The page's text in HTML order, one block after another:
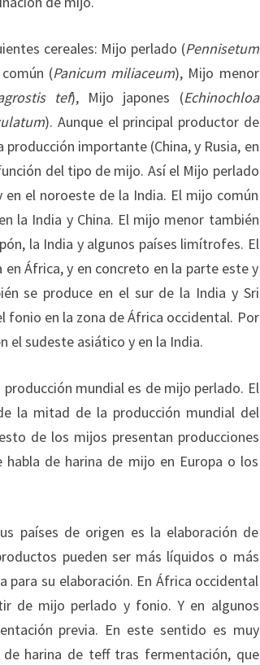
cereales: Mijo perlado (Pennisetum
(Panicum miliaceum), Mijo menor
tef), Mijo japones (Echinochloa
). Aunque el principal productor de
importante (China, y Rusia, en
del tipo de mijo. Así el Mijo perlado
en el noroeste de la India. El mijo común
la India y China. El mijo menor también
la India y algunos países limítrofes. El
África, y en concreto en la parte este y
se produce en el sur de la India y Sri
fonio en la zona de África occidental. Por
el sudeste asiático y en la India.
mundial es de mijo perlado. El
la mitad de la producción mundial del
de los mijos presentan producciones
habla de harina de mijo en Europa o los
países de origen es la elaboración de
pueden ser más líquidos o más
para su elaboración. En África occidental
de mijo perlado y fonio. Y en algunos
previa. En este sentido es muy
harina de teff tras fermentación, que